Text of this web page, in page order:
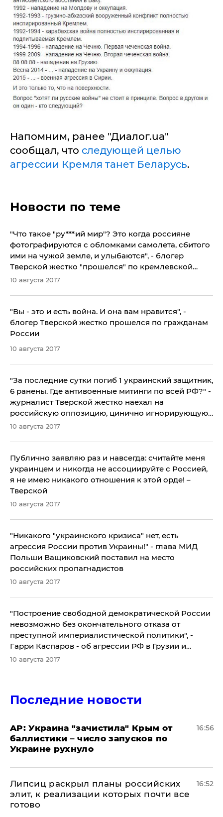
Напомним, ранее "Диалог.ua"
сообщал, что следующей целью
агрессии Кремля танет Беларусь.
Новости по теме
​"Что такое "ру***ий мир"? Это когда россияне
фотографируются с обломками самолета, сбитого
ими на чужой земле, и улыбаются", - блогер
Тверской жестко "прошелся" по кремлевской
идеологии в годовщину МН17
10 августа 2017
​"Вы - это и есть война. И она вам нравится", -
блогер Тверской жестко прошелся по гражданам
России
10 августа 2017
​"За последние сутки погиб 1 украинский защитник,
6 ранены. Где антивоенные митинги по всей РФ?" -
журналист Тверской жестко наехал на
российскую оппозицию, цинично игнорирующую
зверства Кремля на Донбассе
10 августа 2017
Публично заявляю раз и навсегда: считайте меня
украинцем и никогда не ассоциируйте с Россией,
я не имею никакого отношения к этой орде! –
Тверской
10 августа 2017
"Никакого "украинского кризиса" нет, есть
агрессия России против Украины!" - глава МИД
Польши Ващиковский поставил на место
российских пропагнадистов
10 августа 2017
"Построение свободной демократической России
невозможно без окончательного отказа от
преступной империалистической политики", -
Гарри Каспаров - об агрессии РФ в Грузии и
Украине
10 августа 2017
Последние новости
AP: Украина "зачистила" Крым от
баллистики – число запусков по
Украине рухнуло
16:56
Липсиц раскрыл планы российских
элит, к реализации которых почти все
готово
16:52